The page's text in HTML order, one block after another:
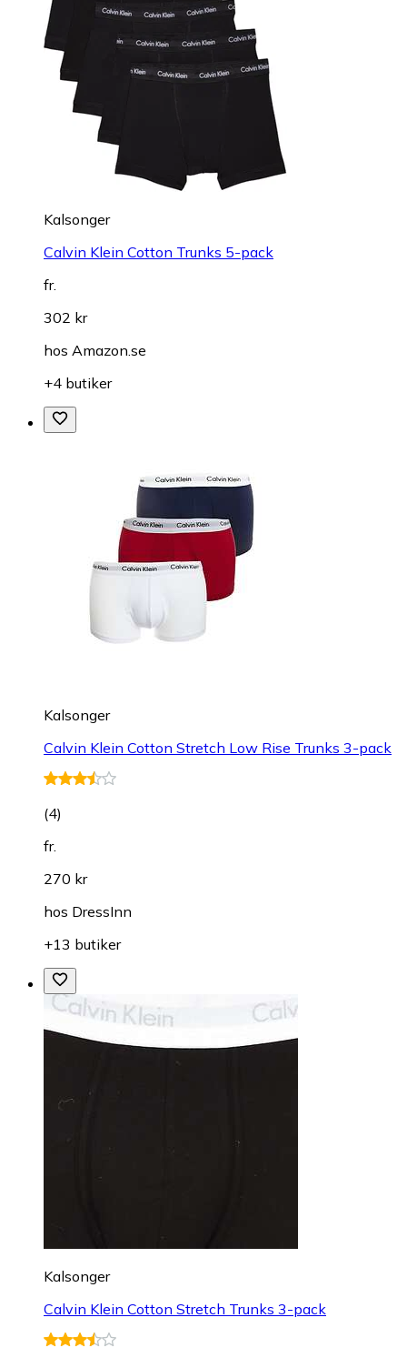
Kalsonger
Calvin Klein Cotton Trunks 5-pack
fr.
302 kr
hos Amazon.se
+4 butiker
Kalsonger
Calvin Klein Cotton Stretch Low Rise Trunks 3-pack
(4)
fr.
270 kr
hos DressInn
+13 butiker
Kalsonger
Calvin Klein Cotton Stretch Trunks 3-pack